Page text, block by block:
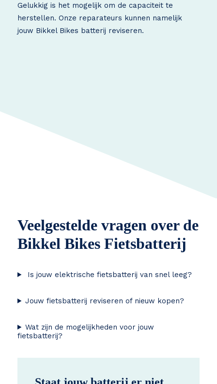
Gelukkig is het mogelijk om de capaciteit te
herstellen. Onze reparateurs kunnen namelijk
jouw Bikkel Bikes batterij reviseren.
Veelgestelde vragen over de
Bikkel Bikes Fietsbatterij
Is jouw elektrische fietsbatterij van snel leeg?
Jouw fietsbatterij reviseren of nieuw kopen?
Wat zijn de mogelijkheden voor jouw
fietsbatterij?